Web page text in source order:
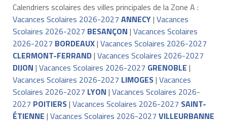
Calendriers scolaires des villes principales de la Zone A :
Vacances Scolaires 2026-2027 ANNECY| Vacances
Scolaires 2026-2027 BESANÇON | Vacances Scolaires
2026-2027 BORDEAUX| Vacances Scolaires 2026-2027
CLERMONT-FERRAND| Vacances Scolaires 2026-2027
DIJON | Vacances Scolaires 2026-2027 GRENOBLE |
Vacances Scolaires 2026-2027 LIMOGES| Vacances
Scolaires 2026-2027 LYON | Vacances Scolaires 2026-
2027 POITIERS| Vacances Scolaires 2026-2027 SAINT-
ÉTIENNE | Vacances Scolaires 2026-2027 VILLEURBANNE